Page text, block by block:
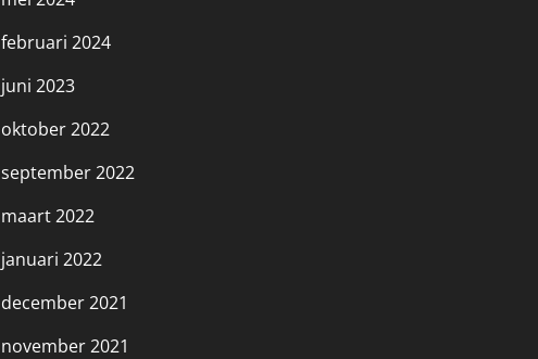
februari 2024
juni 2023
oktober 2022
september 2022
maart 2022
januari 2022
december 2021
november 2021